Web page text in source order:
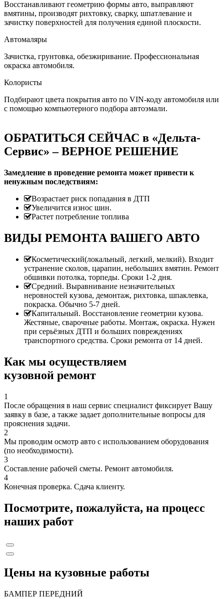
Восстанавливают геометрию формы авто, выправляют
вмятины, производят рихтовку, сварку, шпатлевание и
зачистку поверхностей для получения единой плоскости.
Автомаляры
Зачистка, грунтовка, обезжиривание. Профессиональная
окраска автомобиля.
Колористы
Подбирают цвета покрытия авто по VIN-коду автомобиля или
с помощью компьютерного подбора автоэмали.
ОБРАТИТЬСЯ СЕЙЧАС в «Дельта-
Сервис» – ВЕРНОЕ РЕШЕНИЕ
Замедление в проведение ремонта может привести к
ненужным последствиям:
Возрастает риск попадания в ДТП
Увеличится износ шин.
Растет потребление топлива
ВИДЫ РЕМОНТА ВАШЕГО АВТО
Косметический(локальный, легкий, мелкий). Входит
устранение сколов, царапин, небольших вмятин. Ремонт
обшивки потолка, торпеды. Сроки 1-2 дня.
Средний. Выравнивание незначительных
неровностей кузова, демонтаж, рихтовка, шпаклевка,
покраска. Обычно 5-7 дней.
Капитальный. Восстановление геометрии кузова.
Жестяные, сварочные работы. Монтаж, окраска. Нужен
при серьёзных ДТП и больших повреждениях
транспортного средства. Сроки ремонта от 14 дней.
Как мы осуществляем
кузовной ремонт
1
После обращения в наш сервис специалист фиксирует Вашу
заявку в базе, а также задает дополнительные вопросы для
прояснения задачи.
2
Мы проводим осмотр авто с использованием оборудования
(по необходимости).
3
Составление рабочей сметы. Ремонт автомобиля.
4
Конечная проверка. Сдача клиенту.
Посмотрите, пожалуйста, на процесс
наших работ
Цены на кузовные работы
БАМПЕР ПЕРЕДНИЙ